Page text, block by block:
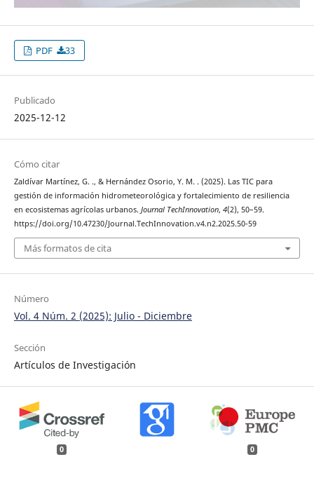
PDF 33
Publicado
2025-12-12
Cómo citar
Zaldívar Martínez, G. ., & Hernández Osorio, Y. M. . (2025). Las TIC para
gestión de información hidrometeorológica y fortalecimiento de resiliencia
en ecosistemas agrícolas urbanos. Journal TechInnovation, 4(2), 50–59.
https://doi.org/10.47230/Journal.TechInnovation.v4.n2.2025.50-59
Más formatos de cita
Número
Vol. 4 Núm. 2 (2025): Julio - Diciembre
Sección
Artículos de Investigación
0 0